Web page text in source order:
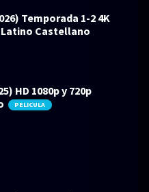
Temporada 1-2 4K
Latino Castellano
HD 1080p y 720p
PELICULA